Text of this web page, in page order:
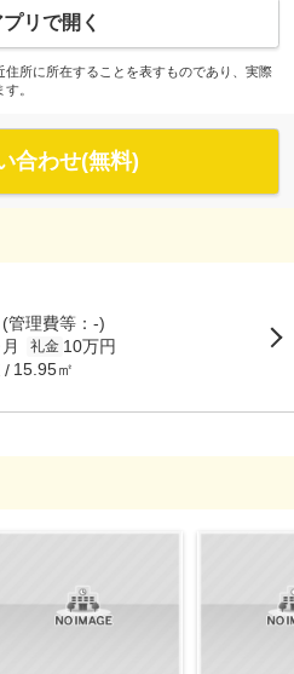
リで開く
所に所在することを表すものであり、実際
。
合わせ(無料)
(管理費等：-)
礼金 10万円
15.95㎡